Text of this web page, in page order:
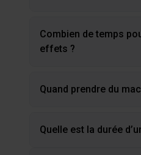
Combien de temps
effets ?
Quand prendre du
Quelle est la durée